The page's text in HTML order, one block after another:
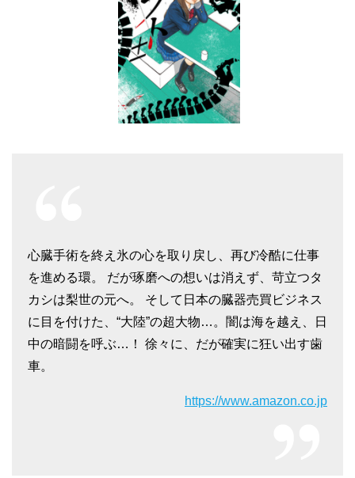
心臓手術を終え氷の心を取り戻し、再び冷酷に仕事
を進める環。 だが琢磨への想いは消えず、苛立つタ
カシは梨世の元へ。 そして日本の臓器売買ビジネス
に目を付けた、“大陸”の超大物…。闇は海を越え、日
中の暗闘を呼ぶ…！ 徐々に、だが確実に狂い出す歯
車。
https://www.amazon.co.jp